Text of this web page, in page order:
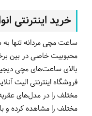
خرید اینترنتی
ساعت مچی مردانه تنها
محبوبیت خاصی در بین
بالای ساعت‌های مچی
مختلف را در مدل‌های
مختلف را مشاهده کرده و